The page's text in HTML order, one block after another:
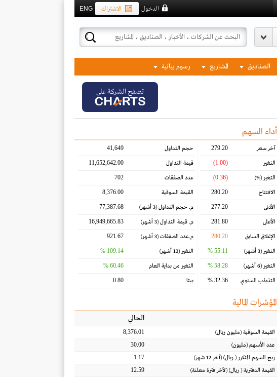
ENG الاشتراك الدخول
الصناديق المشاريع رسوم بيانية
تصفح الشركة على
أداء السهم
آخر سعر 279.20
التغير (1.00)
التغير(%)
(0.36)
الافتتاح 280.20
الأدنى 277.20
الأعلى 281.80
الإغلاق السابق 280.20
التغير(3 أشهر) 55.11 %
التغير(6 أشهر) 58.28 %
التذبذب السنوي 32.36 %
حجم التداول 41,649
قيمة التداول 11,652,642.00
عدد الصفقات 702
القيمة السوقية 8,376.00
م. حجم التداول(3 أشهر) 77,387.68
م. قيمة التداول(3 أشهر) 16,949,665.83
م.عدد الصفقات(3 أشهر) 921.67
التغير(12 أشهر) 109.14 %
التغير من بداية العام 60.46 %
بيتا 0.80
المؤشرات المالية
الحالي
القيمة السوقية(مليون ريال)
8,376.01
عدد الأسهم(مليون)
30.00
ربح السهم المتكرر( ريال) (آخر 12 شهر)
1.17
القيمة الدفترية( ريال) (لأخر فترة معلنة)
12.59